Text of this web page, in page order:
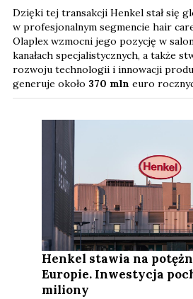
Dzięki tej transakcji Henkel stał się
w profesjonalnym segmencie hair
Olaplex wzmocni jego pozycję w
kanałach specjalistycznych, a także
rozwoju technologii i innowacji
generuje około 370 mln euro
Henkel stawia na
Europie. Inwestycja
miliony